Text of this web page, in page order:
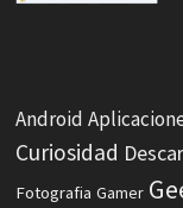
Android
Curiosidad
Fotografia Gamer